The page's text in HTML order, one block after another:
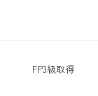
FP3級取得